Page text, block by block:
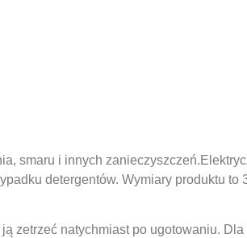
smaru i innych
detergentów. Wymiary produktu to
zetrzeć natychmiast po ugotowaniu.